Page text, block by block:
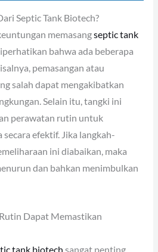
Septic Tank Biotech?
memasangseptic tank
bahwa ada beberapa
pemasangan atau
salah dapat mengakibatkan
Selain itu, tangki ini
perawatan rutin untuk
efektif. Jika langkah-
ini diabaikan, maka
dan bahkan menimbulkan
Dapat Memastikan
tank biotech sangat penting